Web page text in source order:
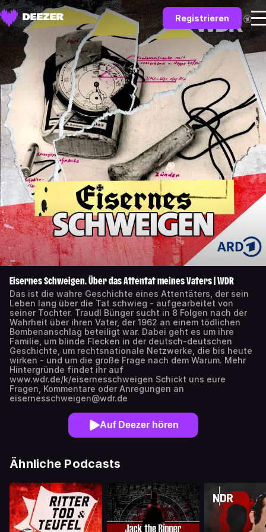
Registrieren
Eisernes Schweigen. Über das Attentat meines Vaters | WDR
Das ist die wahre Geschichte eines Attentäters, der sein
Leben lang über die Tat schwieg - aufgearbeitet von
seiner Tochter. Traudl Bünger sucht in 8 Folgen nach der
Wahrheit über ihren Vater, der 1962 an einem tödlichen
Bombenanschlag beteiligt war. Dabei geht es um ihre
Familie, um blinde Flecken in der deutsch-deutschen
Geschichte, um rechtsnationale Netzwerke, die bis heute
wirken - und um die große Frage nach dem Warum. Mehr
Hintergründe findet ihr auf
www.wdr.de/k/eisernesschweigen Schickt uns eure
Fragen, Kommentare oder Anregungen an
eisernesschweigen@wdr.de
Auf Deezer hören
Ähnliche Podcasts